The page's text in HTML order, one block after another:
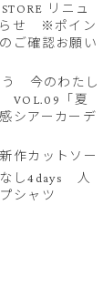
リニュ
らせ ※ポイン
ご確認お願い
う 今のわたし
VOL.09「夏
シアーカーデ
作カットソー
し4days 人
シャツ